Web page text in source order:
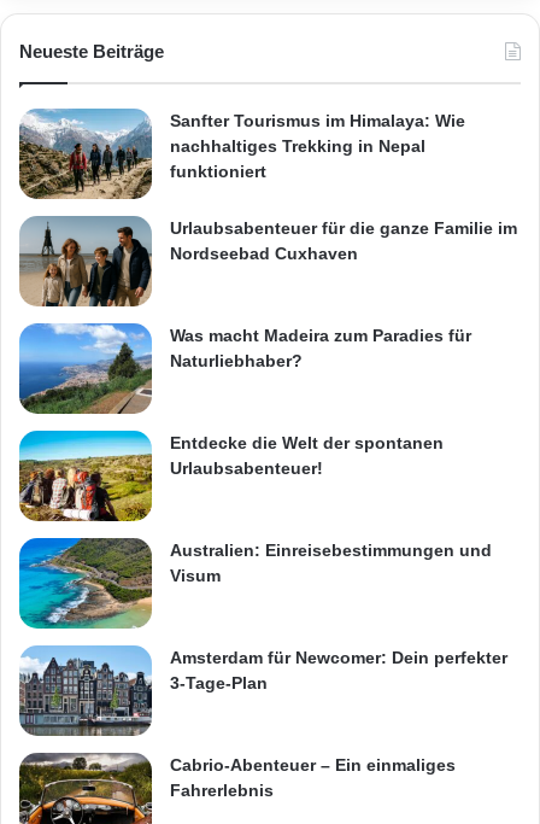
Neueste Beiträge
Sanfter Tourismus im Himalaya: Wie
nachhaltiges Trekking in Nepal
funktioniert
Urlaubsabenteuer für die ganze Familie im
Nordseebad Cuxhaven
Was macht Madeira zum Paradies für
Naturliebhaber?
Entdecke die Welt der spontanen
Urlaubsabenteuer!
Australien: Einreisebestimmungen und
Visum
Amsterdam für Newcomer: Dein perfekter
3-Tage-Plan
Cabrio-Abenteuer – Ein einmaliges
Fahrerlebnis